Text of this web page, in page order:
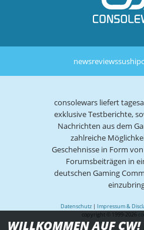
newsreviewssushi
consolewars liefert
exklusive Testberichte,
Nachrichten aus dem
zahlreiche
Geschehnisse in Form
Forumsbeiträgen in
deutschen Gaming
Datenschutz | Impressum &
copyright © 1999-2026
WILLKOMMEN AUF